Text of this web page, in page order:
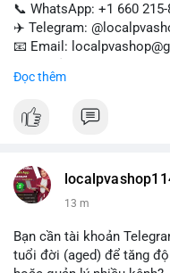
📞 WhatsApp: +1 660
✈️ Telegram:
📧 Email:
quảng cáo của bạn. Đặt
Đọc thêm
13 m
Bạn cần tài khoản
tuổi đời (aged) để tăng